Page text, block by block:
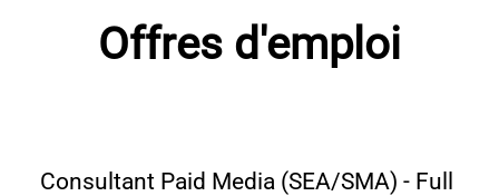
Offres d'emploi
Consultant Paid Media (SEA/SMA) - Full